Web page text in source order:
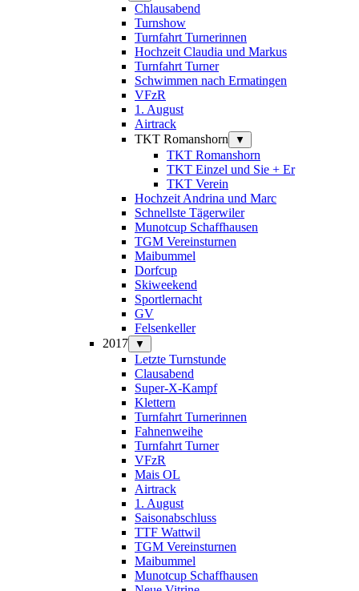
Chlausabend
Turnshow
Turnfahrt Turnerinnen
Hochzeit Claudia und Markus
Turnfahrt Turner
Schwimmen nach Ermatingen
VFzR
1. August
Airtrack
TKT Romanshorn
▼
TKT Romanshorn
TKT Einzel und Sie + Er
TKT Verein
Hochzeit Andrina und Marc
Schnellste Tägerwiler
Munotcup Schaffhausen
TGM Vereinsturnen
Maibummel
Dorfcup
Skiweekend
Sportlernacht
GV
Felsenkeller
2017
▼
Letzte Turnstunde
Clausabend
Super-X-Kampf
Klettern
Turnfahrt Turnerinnen
Fahnenweihe
Turnfahrt Turner
VFzR
Mais OL
Airtrack
1. August
Saisonabschluss
TTF Wattwil
TGM Vereinsturnen
Maibummel
Munotcup Schaffhausen